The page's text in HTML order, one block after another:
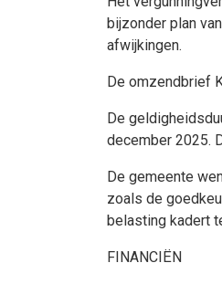
bijzonder plan
afwijkingen.
De omzendbrief
De
december 2025.
De gemeente
zoals de
belasting kadert
FINANCIËN